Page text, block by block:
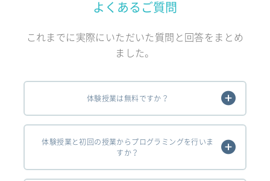
よくあるご質問
これまでに実際にいただいた質問と回答をまとめ
ました。
体験授業は無料ですか？
体験授業と初回の授業からプログラミングを行いま
すか？